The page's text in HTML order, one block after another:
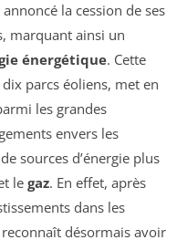
la cession de ses
marquant ainsi un
énergétique. Cette
parcs éoliens, met en
les grandes
envers les
sources d’énergie plus
le gaz. En effet, après
dans les
reconnaît désormais avoir